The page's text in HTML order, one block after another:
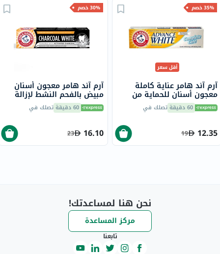
35% خصم
أقل سعر
آرم آند هامر عناية كاملة
معجون أسنان للحماية من
التسوس
60 دقيقة تصلك في
12.35
19
30% خصم
آرم آند هامر معجون أسنان
مبيض بالفحم النشط لإزالة
البقع 75 مل 60 دقيقة تصلك في
16.10
23
نحن هنا لمساعدتك!
مركز المساعدة
تابعنا